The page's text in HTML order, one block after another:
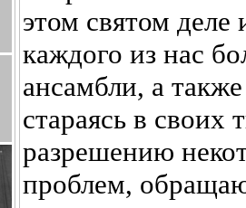
этом святом деле
каждого из нас
ансамбли, а
стараясь в своих
разрешению
проблем,